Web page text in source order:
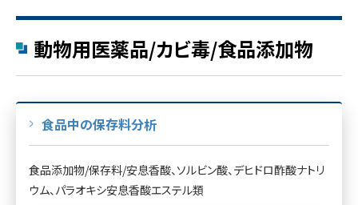
動物用医薬品/カビ毒/食品添加物
食品中の保存料分析
食品添加物/保存料/安息香酸、ソルビン酸、デヒドロ酢酸ナトリ
ウム、パラオキシ安息香酸エステル類